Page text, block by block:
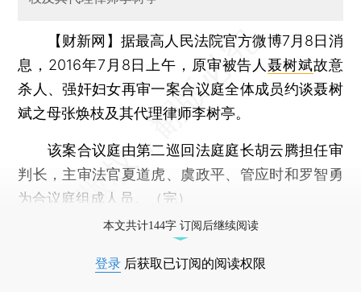
【财新网】 据最高人民法院官方微博7月8日消
息，2016年7月8日上午，原审被告人聂树斌故意
杀人、强奸妇女再审一案合议庭全体成员约谈聂树
斌之母张焕枝及其代理律师李树亭。
该案合议庭由第二巡回法庭庭长胡云腾担任审
判长，主审法官夏道虎、虞政平、管应时和罗智勇
为合议庭组成人员。（完）
本文共计144字 订阅后继续阅读
登录 后获取已订阅的阅读权限